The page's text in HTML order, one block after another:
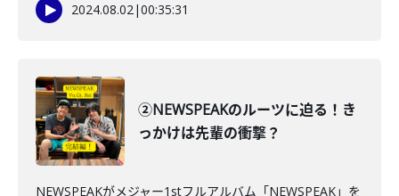
2024.08.02|00:35:31
②NEWSPEAKのルーツに迫る！き
っかけは先輩の衝撃？
NEWSPEAKがメジャー1stフルアルバム「NEWSPEAK」を